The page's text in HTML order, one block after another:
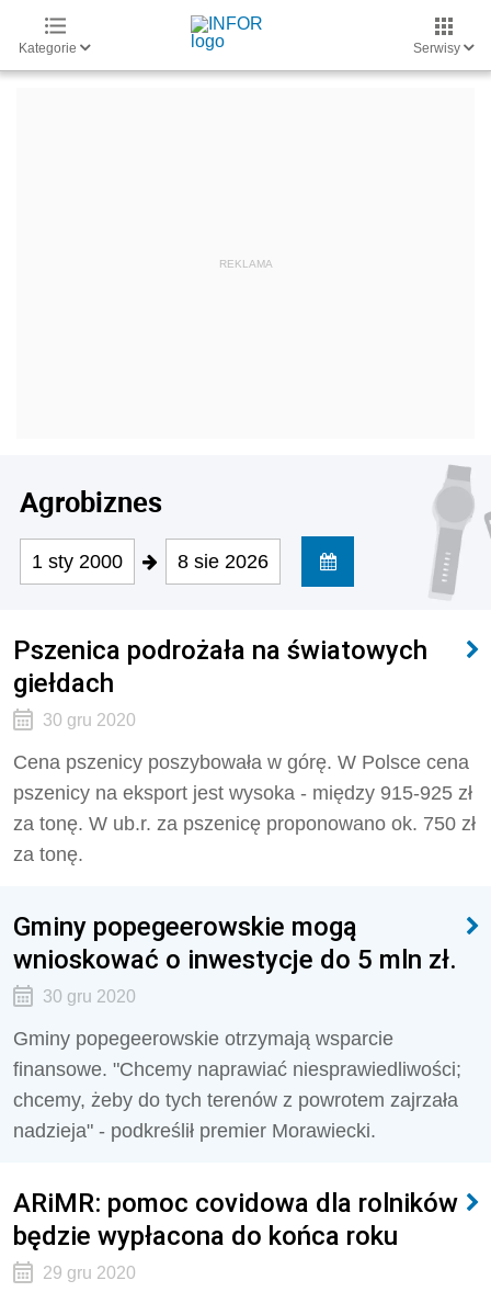
Kategorie Serwisy
Agrobiznes
1 sty 2000 8 sie 2026
Pszenica podrożała na światowych
giełdach
30 gru 2020
Cena pszenicy poszybowała w górę. W Polsce cena
pszenicy na eksport jest wysoka - między 915-925 zł
za tonę. W ub.r. za pszenicę proponowano ok. 750 zł
za tonę.
Gminy popegeerowskie mogą
wnioskować o inwestycje do 5 mln zł.
30 gru 2020
Gminy popegeerowskie otrzymają wsparcie
finansowe. "Chcemy naprawiać niesprawiedliwości;
chcemy, żeby do tych terenów z powrotem zajrzała
nadzieja" - podkreślił premier Morawiecki.
ARiMR: pomoc covidowa dla rolników
będzie wypłacona do końca roku
29 gru 2020